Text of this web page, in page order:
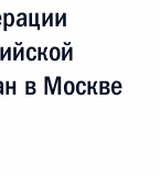
в Москве